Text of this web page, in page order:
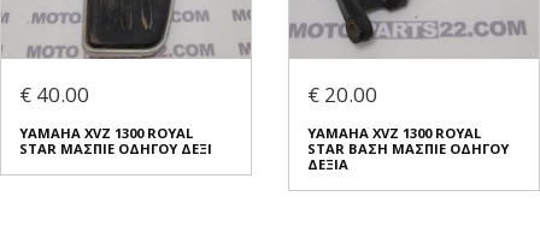
€ 40.00
YAMAHA XVZ 1300 ROYAL
STAR ΜΑΣΠΙΕ ΟΔΗΓΟΥ ΔΕΞΙ
€ 20.00
YAMAHA XVZ 1300 ROYAL
STAR ΒΑΣΗ ΜΑΣΠΙΕ ΟΔΗΓΟΥ
ΔΕΞΙΑ